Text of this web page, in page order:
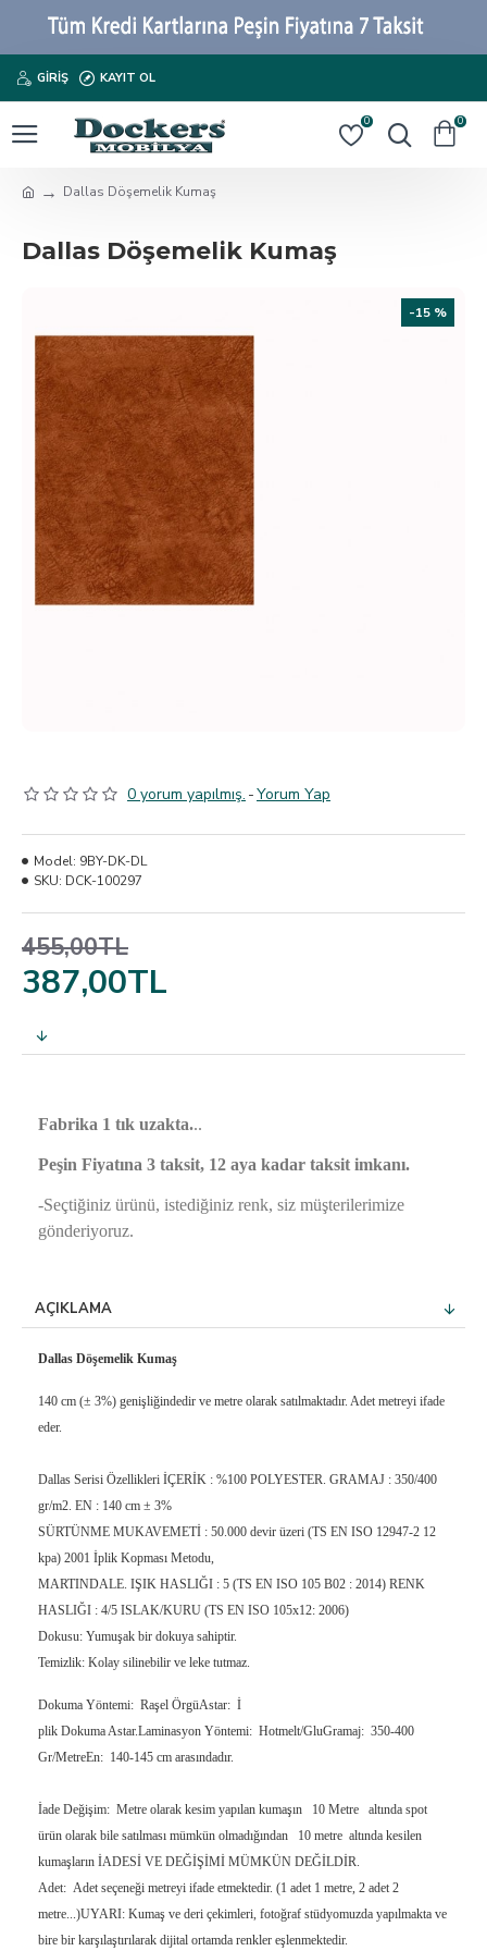
GIRIŞ KAYIT OL
0 0
Dallas Döşemelik Kumaş
Dallas Döşemelik Kumaş
-15 %
0 yorum yapılmış. -Yorum Yap
387,00TL
455,00TL
Model: 9BY-DK-DL
SKU: DCK-100297
Fabrika 1 tık uzakta...
Peşin Fiyatına 3 taksit, 12 aya kadar taksit imkanı.
-Seçtiğiniz ürünü, istediğiniz renk, siz müşterilerimize
gönderiyoruz.
AÇIKLAMA
Dallas Döşemelik Kumaş
140 cm (± 3%) genişliğindedir ve metre olarak satılmaktadır. Adet metreyi ifade
eder.
Dallas Serisi Özellikleri İÇERİK : %100 POLYESTER. GRAMAJ : 350/400
gr/m2. EN : 140 cm ± 3%
SÜRTÜNME MUKAVEMETİ : 50.000 devir üzeri (TS EN ISO 12947-2 12
kpa) 2001 İplik Kopması Metodu,
MARTINDALE. IŞIK HASLIĞI : 5 (TS EN ISO 105 B02 : 2014) RENK
HASLIĞI : 4/5 ISLAK/KURU (TS EN ISO 105x12: 2006)
Dokusu: Yumuşak bir dokuya sahiptir.
Temizlik: Kolay silinebilir ve leke tutmaz.
Dokuma Yöntemi: Raşel ÖrgüAstar: İ
plik Dokuma Astar.Laminasyon Yöntemi: Hotmelt/GluGramaj: 350-400
Gr/MetreEn: 140-145 cm arasındadır.
İade Değişim: Metre olarak kesim yapılan kumaşın 10 Metre altında spot
ürün olarak bile satılması mümkün olmadığından 10 metre altında kesilen
kumaşların İADESİ VE DEĞİŞİMİ MÜMKÜN DEĞİLDİR.
Adet: Adet seçeneği metreyi ifade etmektedir. (1 adet 1 metre, 2 adet 2
metre...)UYARI: Kumaş ve deri çekimleri, fotoğraf stüdyomuzda yapılmakta ve
bire bir karşılaştırılarak dijital ortamda renkler eşlenmektedir.